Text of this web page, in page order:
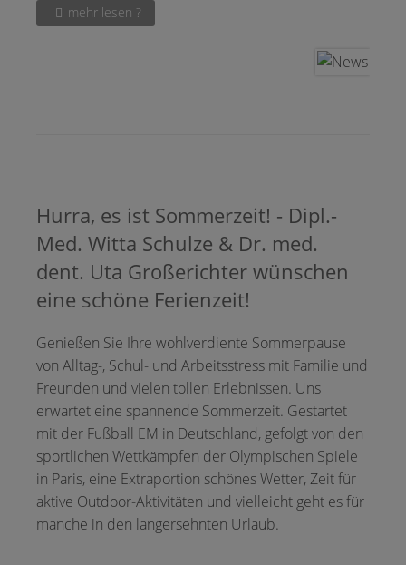
mehr lesen ?
Hurra, es ist Sommerzeit! - Dipl.-
Med. Witta Schulze & Dr. med.
dent. Uta Großerichter wünschen
eine schöne Ferienzeit!
Genießen Sie Ihre wohlverdiente Sommerpause
von Alltag-, Schul- und Arbeitsstress mit Familie und
Freunden und vielen tollen Erlebnissen. Uns
erwartet eine spannende Sommerzeit. Gestartet
mit der Fußball EM in Deutschland, gefolgt von den
sportlichen Wettkämpfen der Olympischen Spiele
in Paris, eine Extraportion schönes Wetter, Zeit für
aktive Outdoor-Aktivitäten und vielleicht geht es für
manche in den langersehnten Urlaub.